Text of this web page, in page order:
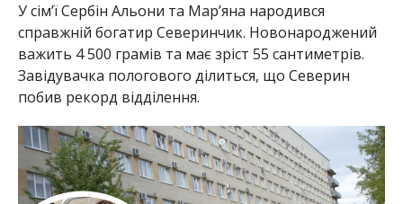
У сім’ї Сербін Альони та Марʼяна народився
справжній богатир Северинчик. Новонароджений
важить 4 500 грамів та має зріст 55 сантиметрів.
Завідувачка пологового ділиться, що Северин
побив рекорд відділення.